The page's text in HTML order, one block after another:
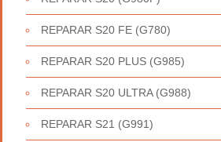
REPARAR S20 FE (G780)
REPARAR S20 PLUS (G985)
REPARAR S20 ULTRA (G988)
REPARAR S21 (G991)